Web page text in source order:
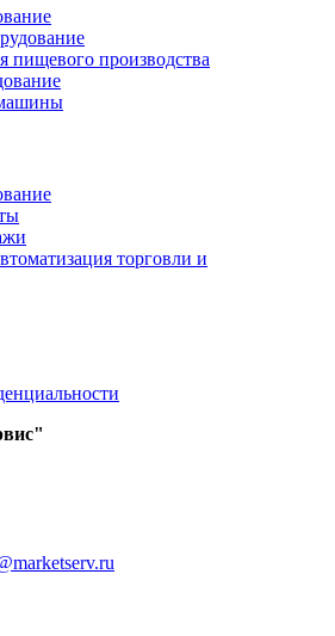
пищевого производства
торговли и